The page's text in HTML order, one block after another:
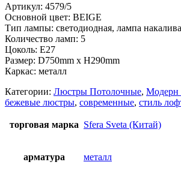
Артикул: 4579/5
Основной цвет: BEIGE
Тип лампы: светодиодная, лампа
Количество ламп: 5
Цоколь: E27
Размер: D750mm x H290mm
Каркас: металл
Категории: Люстры Потолочные, Модерн
бежевые люстры, современные, стиль
торговая марка Sfera Sveta (Китай)
арматура металл